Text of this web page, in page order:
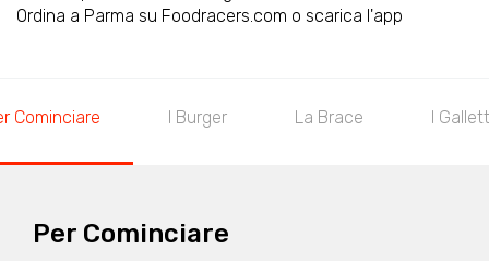
Ordina a Parma su Foodracers.com o scarica l'app
Cominciare I Burger La Brace I
Per Cominciare